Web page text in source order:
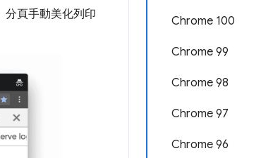
Chrome 100
Chrome 99
Chrome 98
Chrome 97
Chrome 96
分頁手動美化列印